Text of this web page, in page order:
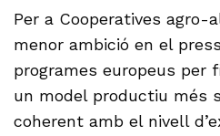
Per a Cooperatives agro-
menor ambició en el
programes europeus per
un model productiu més
coherent amb el nivell